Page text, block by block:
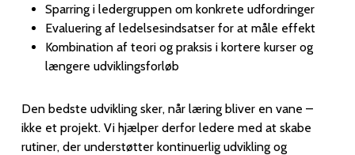
Sparring i ledergruppen om konkrete udfordringer
Evaluering af ledelsesindsatser for at måle effekt
Kombination af teori og praksis i kortere kurser og
længere udviklingsforløb
Den bedste udvikling sker, når læring bliver en vane –
ikke et projekt. Vi hjælper derfor ledere med at skabe
rutiner, der understøtter kontinuerlig udvikling og